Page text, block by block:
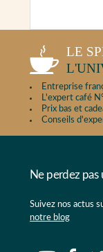
LE
Entreprise
L'expert café
Prix bas et
Conseils
Ne perdez
Suivez nos actus
notre blog